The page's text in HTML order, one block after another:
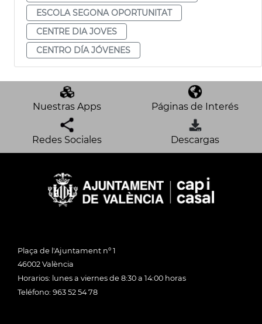
ESCOLA SEGONA OPORTUNITAT
CENTRE DIA JOVES
CENTRO DÍA JÓVENES
Nuestras Apps Páginas de Interés
Redes Sociales Descargas
Plaça de l'Ajuntament nº 1
46002 València
Horarios: lunes a viernes de 8:30 a 14:00 horas
Teléfono: 963 52 54 78